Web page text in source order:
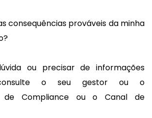
consequências prováveis da minha
ou precisar de informações
consulte o seu gestor ou o
de Compliance ou o Canal de